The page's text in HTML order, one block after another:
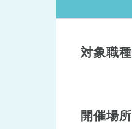
対象職種
開催場所